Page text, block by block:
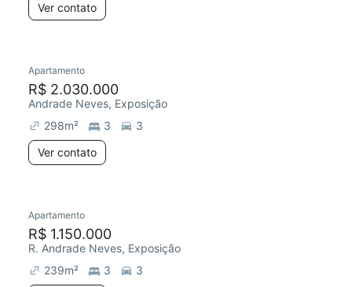
Ver contato
Apartamento
R$ 2.030.000
Andrade Neves, Exposição
298m² 3
3
Ver contato
Apartamento
R$ 1.150.000
R. Andrade Neves, Exposição
239m² 3
3